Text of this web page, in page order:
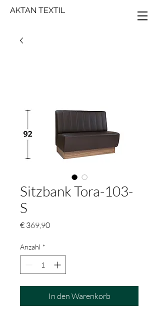
AKTAN TEXTIL
Sitzbank Tora-103-
S
€ 369,90Preis
Anzahl *
In den Warenkorb